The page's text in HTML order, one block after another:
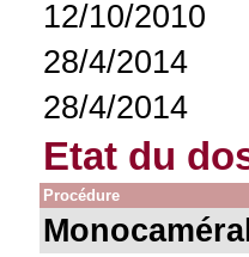
12/10/2010
28/4/2014
28/4/2014
Etat du
Procédure